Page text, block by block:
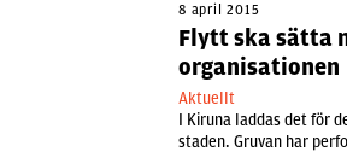
8 april 2015
Flytt ska sätta
organisationen
Aktuellt
I Kiruna laddas det för
staden. Gruvan har